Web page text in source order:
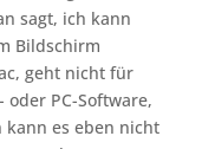
sagt, ich kann
Bildschirm
geht nicht für
PC-Software,
es eben nicht